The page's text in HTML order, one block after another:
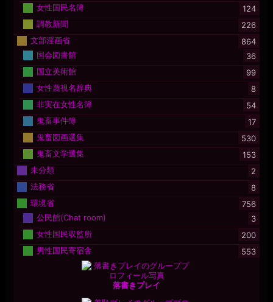
女性国民名簿
124
調教新聞
226
文部淫画省
864
国会図書館
36
国立美術館
99
女性蔑視名辞典
8
非実在女性名簿
54
鬼畜事件簿
17
鬼畜図画選集
530
鬼畜文学選集
153
未分類
2
法務省
8
環境省
756
公民館(Chat room)
3
女性国民収監所
200
男性国民寄宿舎
553
落書きプレイ